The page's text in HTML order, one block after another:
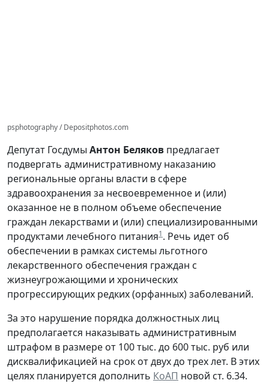
psphotography / Depositphotos.com
Депутат Госдумы Антон Беляков предлагает
подвергать административному наказанию
региональные органы власти в сфере
здравоохранения за несвоевременное и (или)
оказанное не в полном объеме обеспечение
граждан лекарствами и (или) специализированными
продуктами лечебного питания1. Речь идет об
обеспечении в рамках системы льготного
лекарственного обеспечения граждан с
жизнеугрожающими и хронических
прогрессирующих редких (орфанных) заболеваний.
За это нарушение порядка должностных лиц
предполагается наказывать административным
штрафом в размере от 100 тыс. до 600 тыс. руб или
дисквалификацией на срок от двух до трех лет. В этих
целях планируется дополнить КоАП новой ст. 6.34.